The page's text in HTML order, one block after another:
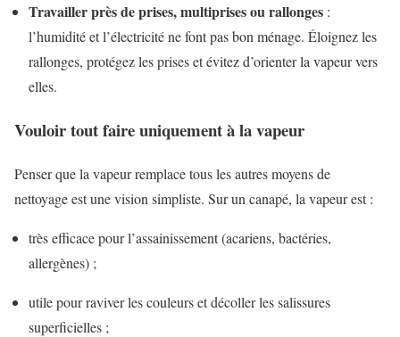
Travailler près de prises, multiprises ou rallonges :
l’humidité et l’électricité ne font pas bon ménage. Éloignez les
rallonges, protégez les prises et évitez d’orienter la vapeur vers
elles.
Vouloir tout faire uniquement à la vapeur
Penser que la vapeur remplace tous les autres moyens de
nettoyage est une vision simpliste. Sur un canapé, la vapeur est :
très efficace pour l’assainissement (acariens, bactéries,
allergènes) ;
utile pour raviver les couleurs et décoller les salissures
superficielles ;